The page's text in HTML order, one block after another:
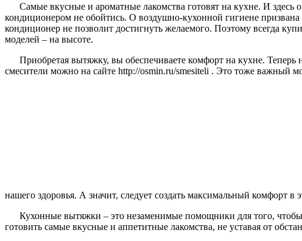
Самые вкусные и ароматные лакомства готовят на кухне. И
кондиционером не обойтись. О воздушно-кухонной гигиене
кондиционер не позволит достигнуть желаемого. Поэтому всегда
моделей – на высоте.
Приобретая вытяжку, вы обеспечиваете комфорт на кухне.
смесители можно на сайте http://osmin.ru/smesiteli . Это тоже важный
нашего здоровья. А значит, следует создать максимальный комфорт в
Кухонные вытяжки – это незаменимые помощники для того, чтобы
готовить самые вкусные и аппетитные лакомства, не уставая от